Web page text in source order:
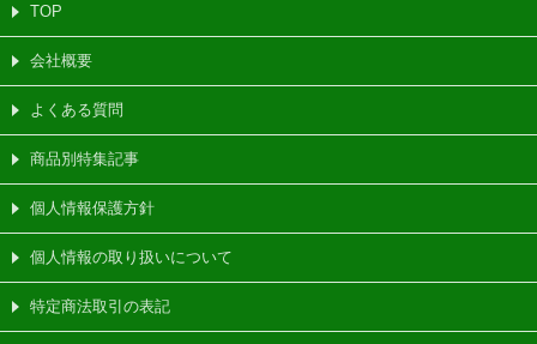
TOP
会社概要
よくある質問
商品別特集記事
個人情報保護方針
個人情報の取り扱いについて
特定商法取引の表記